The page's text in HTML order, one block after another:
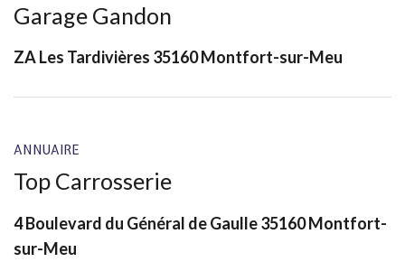
Garage Gandon
ZA Les Tardivières 35160 Montfort-sur-Meu
ANNUAIRE
Top Carrosserie
4 Boulevard du Général de Gaulle 35160 Montfort-
sur-Meu